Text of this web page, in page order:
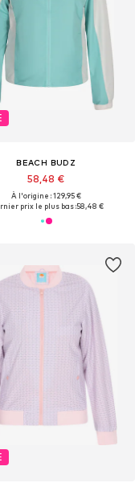
BEACH BUDZ
58,48 €
À l'origine : 129,95 €
prix le plus bas :58,48 €